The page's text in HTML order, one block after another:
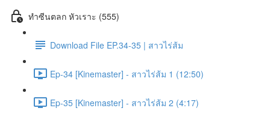
ทำซีนตลก หัวเราะ (555)
Download File EP.34-35 | สาวไร่ส้ม
Ep-34 [Kinemaster] - สาวไร่ส้ม 1 (12:50)
Ep-35 [Kinemaster] - สาวไร่ส้ม 2 (4:17)